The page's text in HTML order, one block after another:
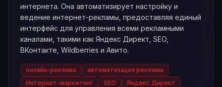
интернета. Она автоматизирует настройку и
ведение интернет-рекламы, предоставляя единый
интерфейс для управления всеми рекламными
каналами, такими как Яндекс Директ, SEO,
ВКонтакте, Wildberries и Авито.
онлайн-реклама
автоматизация рекламы
Интернет-маркетинг
SEO Яндекс Директ